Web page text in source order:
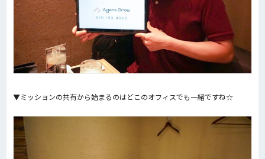
▼ミッションの共有から始まるのはどこのオフィスでも一緒ですね☆